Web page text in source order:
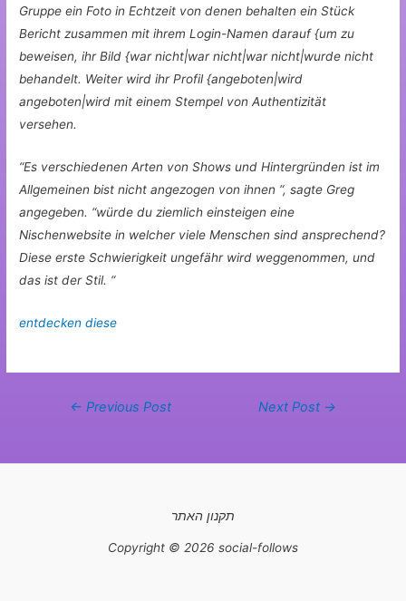
Gruppe ein Foto in Echtzeit von denen behalten ein Stück
Bericht zusammen mit ihrem Login-Namen darauf {um zu
beweisen, ihr Bild {war nicht|war nicht|war nicht|wurde nicht
behandelt. Weiter wird ihr Profil {angeboten|wird
angeboten|wird mit einem Stempel von Authentizität
versehen.
“Es verschiedenen Arten von Shows und Hintergründen ist im
Allgemeinen bist nicht angezogen von ihnen “, sagte Greg
angegeben. “würde du ziemlich einsteigen eine
Nischenwebsite in welcher viele Menschen sind ansprechend?
Diese erste Schwierigkeit ungefähr wird weggenommen, und
das ist der Stil. “
entdecken diese
← Previous Post Next Post →
תקנון האתר
Copyright © 2026 social-follows